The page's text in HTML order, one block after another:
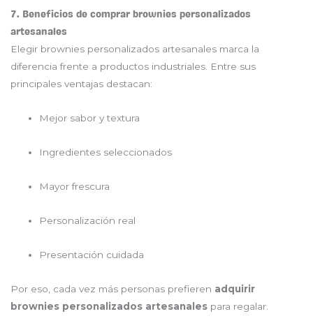
7. Beneficios de comprar brownies personalizados
artesanales
Elegir brownies personalizados artesanales marca la
diferencia frente a productos industriales. Entre sus
principales ventajas destacan:
Mejor sabor y textura
Ingredientes seleccionados
Mayor frescura
Personalización real
Presentación cuidada
Por eso, cada vez más personas prefieren adquirir
brownies personalizados artesanales para regalar.